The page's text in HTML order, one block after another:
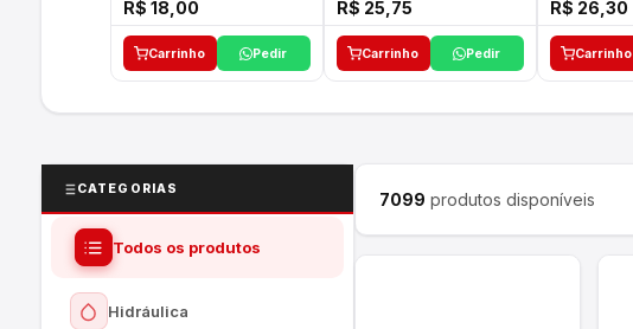
R$ 18,00
Carrinho Pedir
R$ 25,75
Carrinho Pedir
R$ 26,30
Carrinho
CATEGORIAS
Todos os produtos
Hidráulica
7099 produtos disponíveis